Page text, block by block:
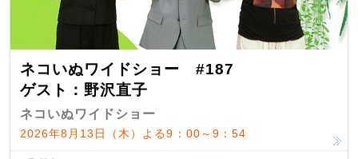
ネコいぬワイドショー #187
ゲスト：野沢直子
ネコいぬワイドショー
2026年8月13日（木）よる9：00～9：54